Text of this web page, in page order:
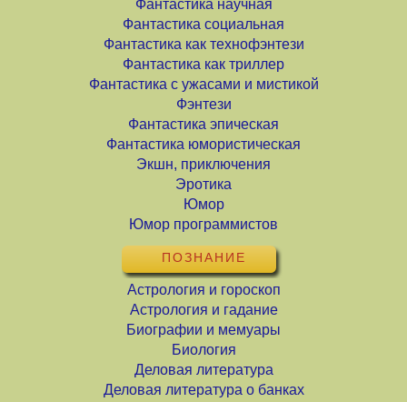
Фантастика научная
Фантастика социальная
Фантастика как технофэнтези
Фантастика как триллер
Фантастика с ужасами и мистикой
Фэнтези
Фантастика эпическая
Фантастика юмористическая
Экшн, приключения
Эротика
Юмор
Юмор программистов
ПОЗНАНИЕ
Астрология и гороскоп
Астрология и гадание
Биографии и мемуары
Биология
Деловая литература
Деловая литература о банках